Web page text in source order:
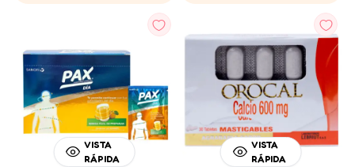
VISTA
RÁPIDA
VISTA
RÁPIDA